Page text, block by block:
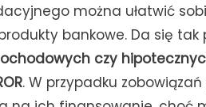
można ułatwić
bankowe. Da się tak
czy
. W przypadku